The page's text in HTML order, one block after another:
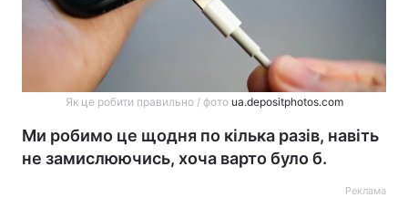
Як це робити правильно / фото ua.depositphotos.com
Ми робимо це щодня по кілька разів, навіть
не замислюючись, хоча варто було б.
Реклама